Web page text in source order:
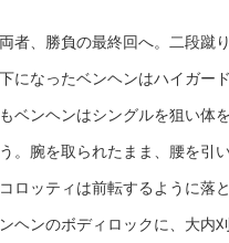
者、勝負の最終回へ。二段蹴
になったベンヘンはハイガー
ベンヘンはシングルを狙い体
。腕を取られたまま、腰を引
ロッティは前転するように落
ヘンのボディロックに、大内